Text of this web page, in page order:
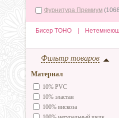
Фурнитура Премиум
Бисер TOHO
Фильтр товаров
Материал
10% PVC
10% эластан
100% вискоза